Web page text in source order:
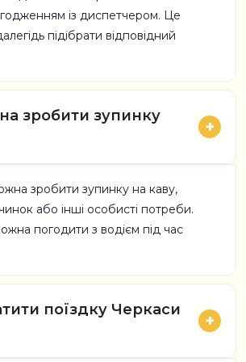
із диспетчером. Це
підібрати відповідний
зробити зупинку
зробити зупинку на каву,
або інші особисті потреби.
погодити з водієм під час
поїздку Черкаси